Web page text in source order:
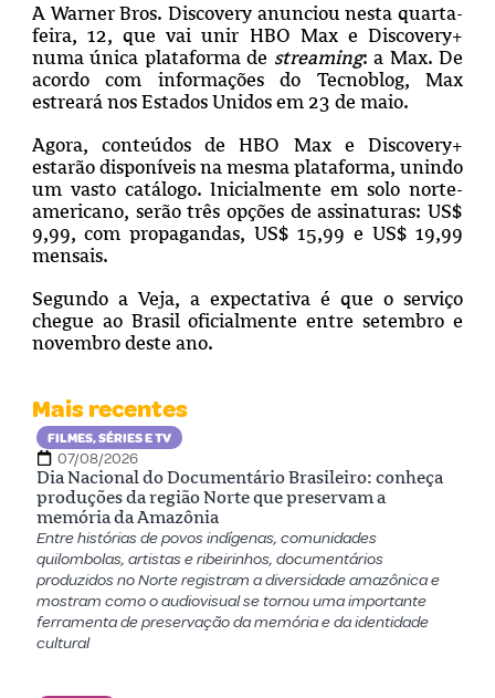
A Warner Bros. Discovery anunciou nesta quarta-
feira, 12, que vai unir HBO Max e Discovery+
numa única plataforma de streaming: a Max. De
acordo com informações do Tecnoblog, Max
estreará nos Estados Unidos em 23 de maio.
Agora, conteúdos de HBO Max e Discovery+
estarão disponíveis na mesma plataforma, unindo
um vasto catálogo. Inicialmente em solo norte-
americano, serão três opções de assinaturas: US$
9,99, com propagandas, US$ 15,99 e US$ 19,99
mensais.
Segundo a Veja, a expectativa é que o serviço
chegue ao Brasil oficialmente entre setembro e
novembro deste ano.
Mais recentes
FILMES, SÉRIES E TV
07/08/2026
Dia Nacional do Documentário Brasileiro: conheça
produções da região Norte que preservam a
memória da Amazônia
Entre histórias de povos indígenas, comunidades
quilombolas, artistas e ribeirinhos, documentários
produzidos no Norte registram a diversidade amazônica e
mostram como o audiovisual se tornou uma importante
ferramenta de preservação da memória e da identidade
cultural